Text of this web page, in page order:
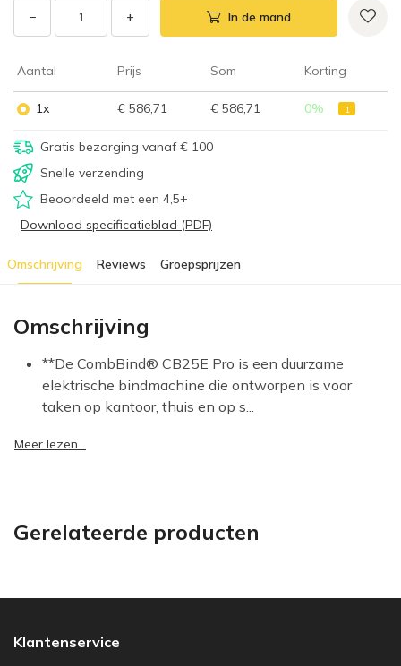
− + In de mand
Aantal Prijs Som Korting
1x € 586,71 € 586,71 0% 1
Gratis bezorging vanaf € 100
Snelle verzending
Beoordeeld met een 4,5+
Download specificatieblad (PDF)
Omschrijving Reviews Groepsprijzen
Omschrijving
**De CombBind® CB25E Pro is een duurzame
elektrische bindmachine die ontworpen is voor
taken op kantoor, thuis en op s...
Meer lezen...
Gerelateerde producten
Klantenservice